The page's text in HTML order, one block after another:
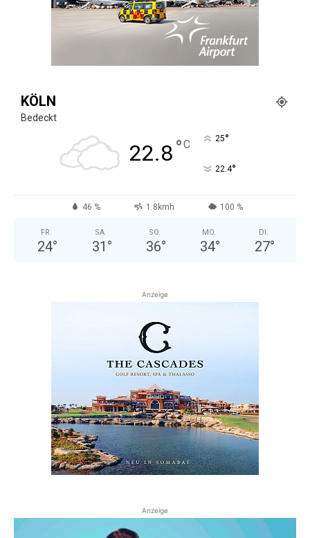
KÖLN
Bedeckt
22.8°C 25°
22.4°
46 % 1.8kmh 100 %
FR.
24°
SA.
31 °
SO.
36°
MO.
34°
DI.
27°
Anzeige
Anzeige